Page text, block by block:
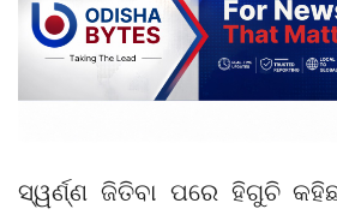
ସ୍ୱର୍ଣ୍ଣ ଜିତିବା ପରେ ହିଗୁଚି